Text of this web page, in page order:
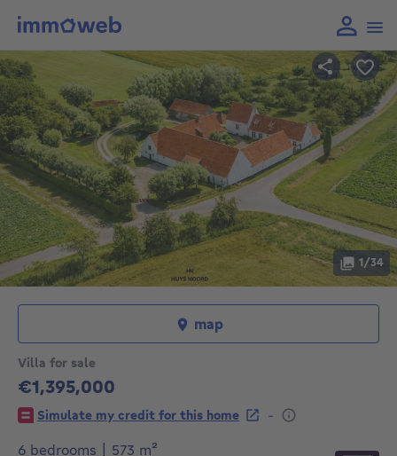
Villa for sale
€1,395,000
1395000€
Simulate my credit for this home
-
6 bedrooms | 573 m²
1/34
map